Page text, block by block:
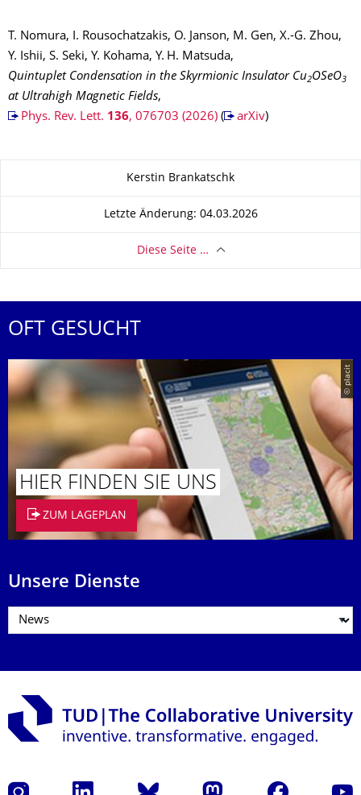
T. Nomura, I. Rousochatzakis, O. Janson, M. Gen, X.-G. Zhou,
Y. Ishii, S. Seki, Y. Kohama, Y. H. Matsuda,
Quintuplet Condensation in the Skyrmionic Insulator Cu2⁢OSeO3
at Ultrahigh Magnetic Fields,
Phys. Rev. Lett. 136, 076703 (2026)( arXiv)
Kerstin Brankatschk
Letzte Änderung: 04.03.2026
Diese Seite …
OFT GESUCHT
© placit
HIER FINDEN SIE UNS
ZUM LAGEPLAN
Unsere Dienste
Instagram LinkedIn Bluesky Mastodon Facebook